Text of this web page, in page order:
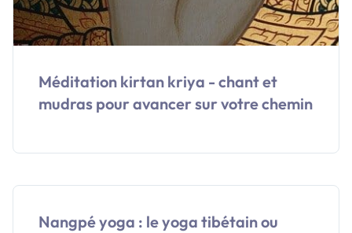
Méditation kirtan kriya - chant et
mudras pour avancer sur votre chemin
Nangpé yoga : le yoga tibétain ou